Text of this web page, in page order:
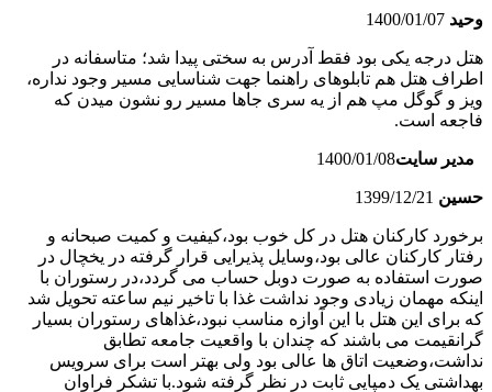
وحید 1400/01/07
هتل درجه یکی بود فقط آدرس به سختی پیدا شد؛ متاسفانه در
اطراف هتل هم تابلوهای راهنما جهت شناسایی مسیر وجود نداره،
ویز و گوگل مپ هم از یه سری جاها مسیر رو نشون میدن که
فاجعه است.
مدیر سایت1400/01/08
حسین 1399/12/21
برخورد کارکنان هتل در کل خوب بود،کیفیت و کمیت صبحانه و
رفتار کارکنان عالی بود،وسایل پذیرایی قرار گرفته در یخچال در
صورت استفاده به صورت دوبل حساب می گردد،در رستوران با
اینکه مهمان زیادی وجود نداشت غذا با تاخیر نیم ساعته تحویل شد
که برای این هتل با این آوازه مناسب نبود،غذاهای رستوران بسیار
گرانقیمت می باشند که چندان با واقعیت جامعه تطابق
نداشت،وضعیت اتاق ها عالی بود ولی بهتر است برای سرویس
بهداشتی یک دمپایی ثابت در نظر گرفته شود.با تشکر فراوان